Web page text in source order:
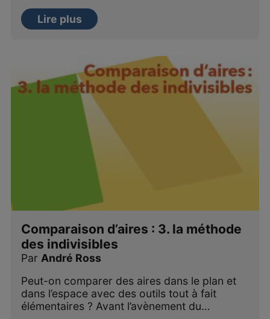
Lire plus
Comparaison d’aires : 3. la méthode
des indivisibles
Par André Ross
Peut-on comparer des aires dans le plan et
dans l’espace avec des outils tout à fait
élémentaires ? Avant l’avènement du…